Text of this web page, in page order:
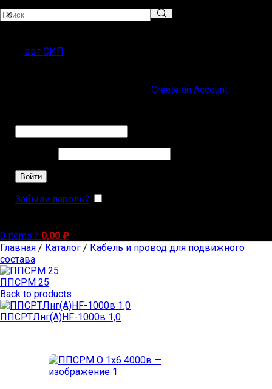
ввг СИП
Create an Account
Войти
Забыли пароль?
0 items / 0,00 ₽
Главная / Каталог / Кабель и провод для подвижного
состава
ППСРМ 25
Back to products
ППСРТЛнг(А)HF-1000в 1,0